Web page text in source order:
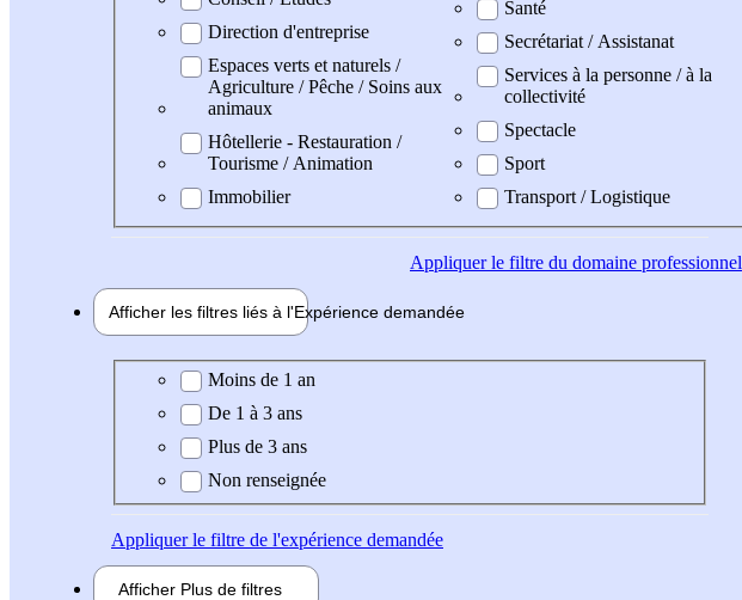
Direction d'entreprise
Espaces verts et naturels /
Agriculture / Pêche / Soins aux
animaux
Hôtellerie - Restauration /
Tourisme / Animation
Immobilier
Santé
Secrétariat / Assistanat
Services à la personne / à la
collectivité
Spectacle
Sport
Transport / Logistique
Appliquerle filtre du domaine professionnel
Afficher les filtres liés à l'Expérience demandée
Expérience demandée
Moins de 1 an
De 1 à 3 ans
Plus de 3 ans
Non renseignée
Appliquerle filtre de l'expérience demandée
Afficher Plus de filtres